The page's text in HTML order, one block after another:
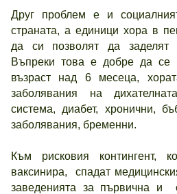
Друг проблем е и
страната, а единици хора в
да си позволят да заделят
Въпреки това е добре да се
възраст над 6 месеца,
заболявания на
система, диабет, хронични,
заболявания, бременни.
Към рисковия контингент,
ваксинира, спадат
заведенията за първична и